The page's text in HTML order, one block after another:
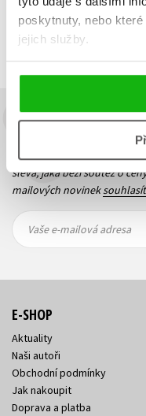
poskytnuty, nebo
jejich služby.
Zobrazuji 1 až 3 z celkem 3
Budete to vědět
Zajímá Vás, jaký knižní hit
sleva, jaká běží soutěž o
mailových novinek
mailová
mailová
Vaše e-mailová adresa
E-SHOP
Aktuality
Naši autoři
Obchodní podmínky
Jak nakoupit
Doprava a platba